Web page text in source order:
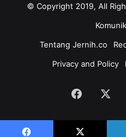
© Copyright 2019, All
Tentang Jernih.co
Privacy and Policy